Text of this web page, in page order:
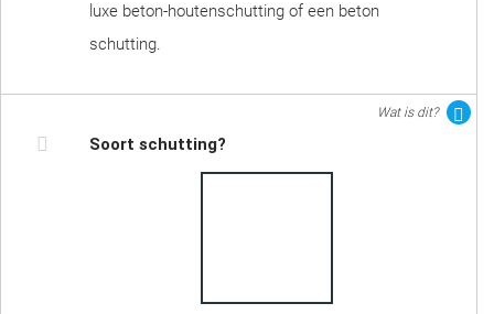
luxe beton-houtenschutting of een beton
schutting.
Wat is dit?
Soort schutting?